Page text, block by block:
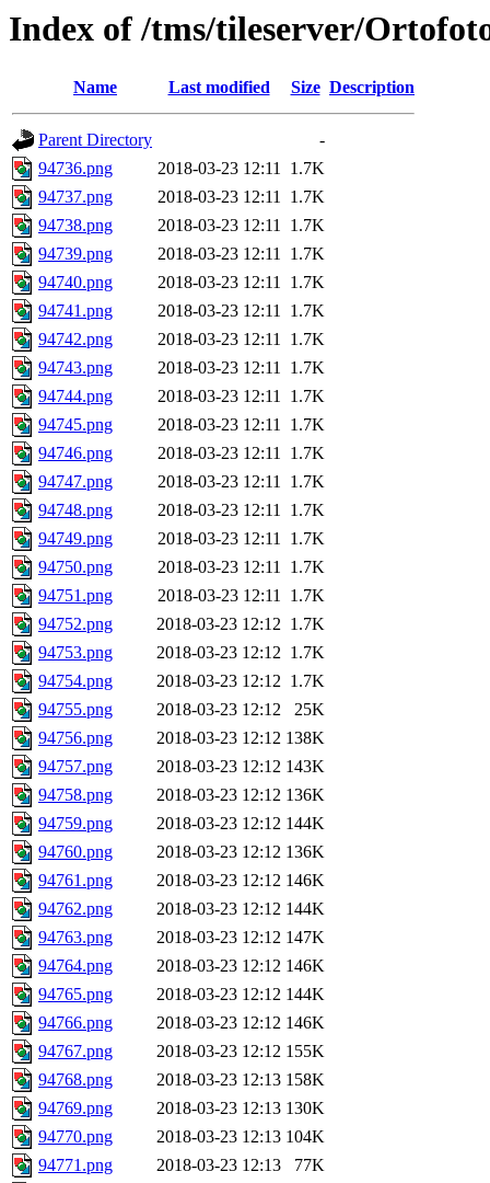
Index of /tms/tileserver/
Name Last modified Size Description
Parent Directory
-
94736.png
2018-03-23 12:11 1.7K
94737.png
2018-03-23 12:11 1.7K
94738.png
2018-03-23 12:11 1.7K
94739.png
2018-03-23 12:11 1.7K
94740.png
2018-03-23 12:11 1.7K
94741.png
2018-03-23 12:11 1.7K
94742.png
2018-03-23 12:11 1.7K
94743.png
2018-03-23 12:11 1.7K
94744.png
2018-03-23 12:11 1.7K
94745.png
2018-03-23 12:11 1.7K
94746.png
2018-03-23 12:11 1.7K
94747.png
2018-03-23 12:11 1.7K
94748.png
2018-03-23 12:11 1.7K
94749.png
2018-03-23 12:11 1.7K
94750.png
2018-03-23 12:11 1.7K
94751.png
2018-03-23 12:11 1.7K
94752.png
2018-03-23 12:12 1.7K
94753.png
2018-03-23 12:12 1.7K
94754.png
2018-03-23 12:12 1.7K
94755.png
2018-03-23 12:12
25K
94756.png
2018-03-23 12:12 138K
94757.png
2018-03-23 12:12 143K
94758.png
2018-03-23 12:12 136K
94759.png
2018-03-23 12:12 144K
94760.png
2018-03-23 12:12 136K
94761.png
2018-03-23 12:12 146K
94762.png
2018-03-23 12:12 144K
94763.png
2018-03-23 12:12 147K
94764.png
2018-03-23 12:12 146K
94765.png
2018-03-23 12:12 144K
94766.png
2018-03-23 12:12 146K
94767.png
2018-03-23 12:12 155K
94768.png
2018-03-23 12:13 158K
94769.png
2018-03-23 12:13 130K
94770.png
2018-03-23 12:13 104K
94771.png
2018-03-23 12:13
77K